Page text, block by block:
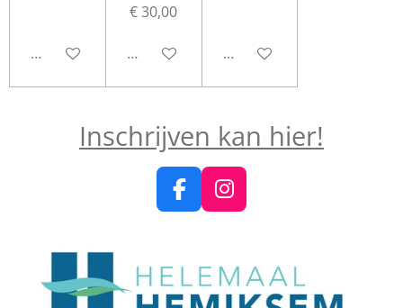
Bekijk details
€ 30,00
Bekijk details Bekijk details
Inschrijven kan hier!
F
a
e
b
I
n
t
a